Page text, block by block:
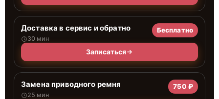
Доставка в сервис и обратно
30 мин
Бесплатно
Записаться
Замена приводного ремня
25 мин
750 ₽